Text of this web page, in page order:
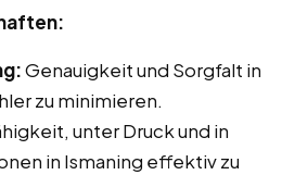
Genauigkeit und Sorgfalt in
zu minimieren.
unter Druck und in
in Ismaning effektiv zu